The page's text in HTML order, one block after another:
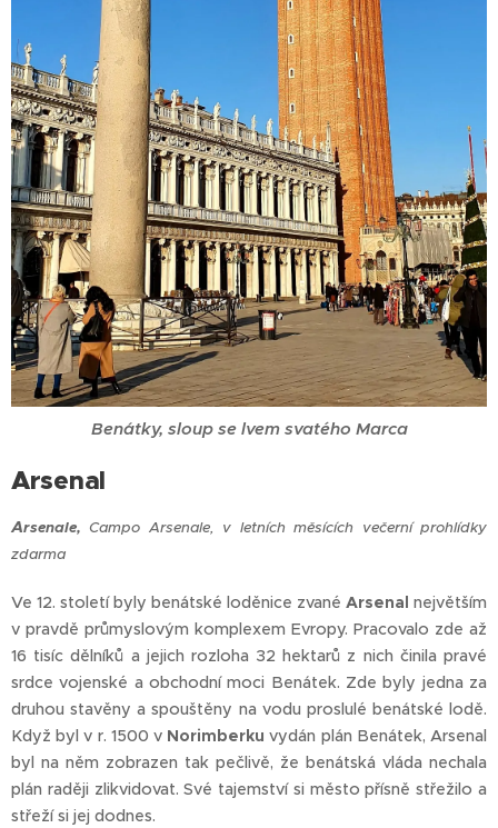
Benátky, sloup se lvem svatého Marca
Arsenal
Arsenale, Campo Arsenale, v letních měsících večerní prohlídky
zdarma
Ve 12. století byly benátské loděnice zvané Arsenal největším
v pravdě průmyslovým komplexem Evropy. Pracovalo zde až
16 tisíc dělníků a jejich rozloha 32 hektarů z nich činila pravé
srdce vojenské a obchodní moci Benátek. Zde byly jedna za
druhou stavěny a spouštěny na vodu proslulé benátské lodě.
Když byl v r. 1500 v Norimberku vydán plán Benátek, Arsenal
byl na něm zobrazen tak pečlivě, že benátská vláda nechala
plán raději zlikvidovat. Své tajemství si město přísně střežilo a
střeží si jej dodnes.